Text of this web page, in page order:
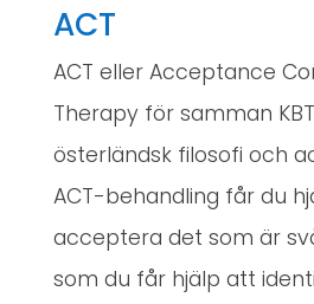
ACT
ACT eller Acceptance
Therapy för samman
österländsk filosofi och
ACT-behandling får du
acceptera det som är
som du får hjälp att